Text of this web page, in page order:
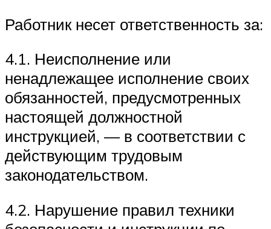
Работник несет ответственность за:
4.1. Неисполнение или
ненадлежащее исполнение своих
обязанностей, предусмотренных
настоящей должностной
инструкцией, — в соответствии с
действующим трудовым
законодательством.
4.2. Нарушение правил техники